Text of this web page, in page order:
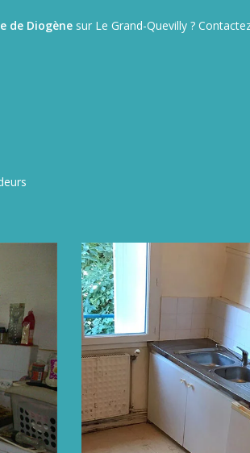
de Diogène sur Le Grand-Quevilly ?